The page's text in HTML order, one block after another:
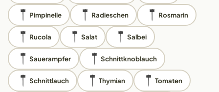
Pimpinelle Radieschen Rosmarin
Rucola Salat Salbei
Sauerampfer Schnittknoblauch
Schnittlauch Thymian Tomaten